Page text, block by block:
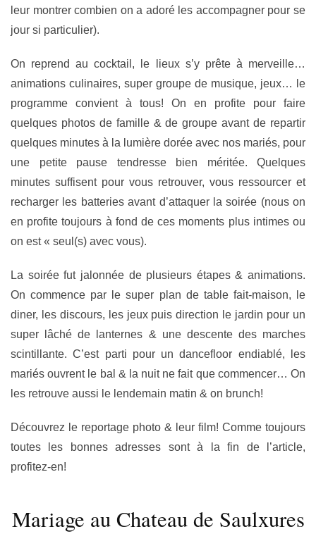
leur montrer combien on a adoré les accompagner pour se
jour si particulier).
On reprend au cocktail, le lieux s’y prête à merveille…
animations culinaires, super groupe de musique, jeux… le
programme convient à tous! On en profite pour faire
quelques photos de famille & de groupe avant de repartir
quelques minutes à la lumière dorée avec nos mariés, pour
une petite pause tendresse bien méritée. Quelques
minutes suffisent pour vous retrouver, vous ressourcer et
recharger les batteries avant d’attaquer la soirée (nous on
en profite toujours à fond de ces moments plus intimes ou
on est « seul(s) avec vous).
La soirée fut jalonnée de plusieurs étapes & animations.
On commence par le super plan de table fait-maison, le
diner, les discours, les jeux puis direction le jardin pour un
super lâché de lanternes & une descente des marches
scintillante. C’est parti pour un dancefloor endiablé, les
mariés ouvrent le bal & la nuit ne fait que commencer… On
les retrouve aussi le lendemain matin & on brunch!
Découvrez le reportage photo & leur film! Comme toujours
toutes les bonnes adresses sont à la fin de l’article,
profitez-en!
Mariage au Chateau de Saulxures